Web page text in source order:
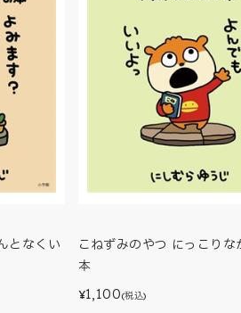
となくい
こねずみのやつ にっこりな
本
¥1,100(税込)